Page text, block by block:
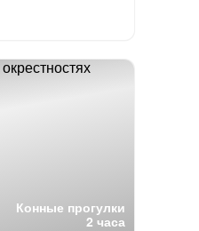
Конные прогулки
2 часа